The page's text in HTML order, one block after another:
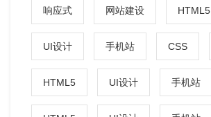
响应式 网站建设 HTML5
UI设计 手机站 CSS
HTML5 UI设计 手机站